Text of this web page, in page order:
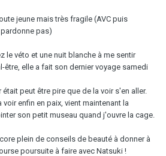
jeune mais très fragile (AVC puis
pas)
le véto et une nuit blanche à me sentir
être, elle a fait son dernier voyage samedi
peut être pire que de la voir s'en aller.
enfin en paix, vient maintenant la
son petit museau quand j'ouvre la cage.
plein de conseils de beauté à donner à
poursuite à faire avec Natsuki !